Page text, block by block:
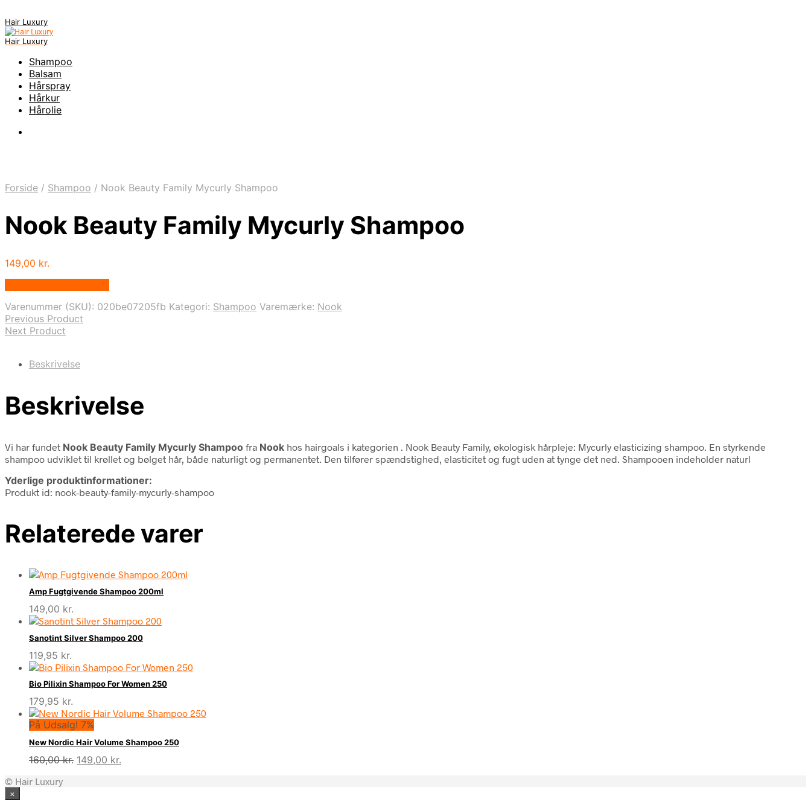
Hair Luxury
Hair Luxury
Shampoo
Balsam
Hårspray
Hårkur
Hårolie
Forside / Shampoo / Nook Beauty Family Mycurly Shampoo
Nook Beauty Family Mycurly Shampoo
149,00 kr.
Varenummer (SKU): 020be07205fb Kategori: Shampoo Varemærke: Nook
Previous Product
Next Product
Beskrivelse
Beskrivelse
Vi har fundet Nook Beauty Family Mycurly Shampoo fra Nook hos hairgoals i kategorien
. Nook Beauty Family, økologisk hårpleje: Mycurly elasticizing shampoo. En styrkende
shampoo udviklet til krøllet og bølget hår, både naturligt og permanentet. Den tilfører spændstighed, elasticitet og fugt uden at tynge det ned. Shampooen indeholder naturl
Yderlige produktinformationer:
Produkt id: nook-beauty-family-mycurly-shampoo
Relaterede varer
Amp Fugtgivende Shampoo 200ml
149,00 kr.
Sanotint Silver Shampoo 200
119,95 kr.
Bio Pilixin Shampoo For Women 250
179,95 kr.
På Udsalg! 7%
New Nordic Hair Volume Shampoo 250
160,00kr. Den
149,00 kr.
© Hair Luxury
×